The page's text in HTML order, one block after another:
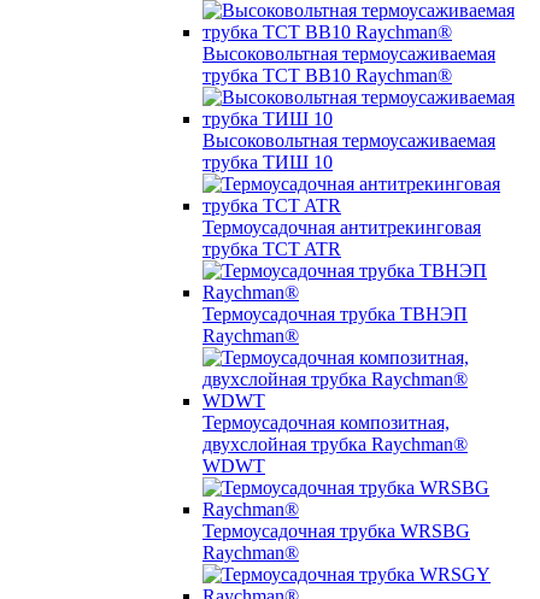
Высоковольтная термоусаживаемая
трубка TCT BB10 Raychman®
Высоковольтная термоусаживаемая
трубка ТИШ 10
Термоусадочная антитрекинговая
трубка TCT ATR
Термоусадочная трубка ТВНЭП
Raychman®
Термоусадочная композитная,
двухслойная трубка Raychman®
WDWT
Термоусадочная трубка WRSBG
Raychman®